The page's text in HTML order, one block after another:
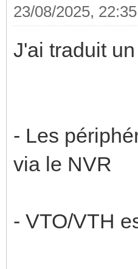
23/08/2025,
J'ai traduit
- Les
via le NVR
- VTO/VTH